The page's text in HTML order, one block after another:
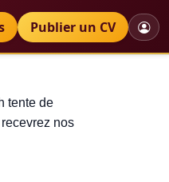
annonces
Publier un CV
tente de
nos